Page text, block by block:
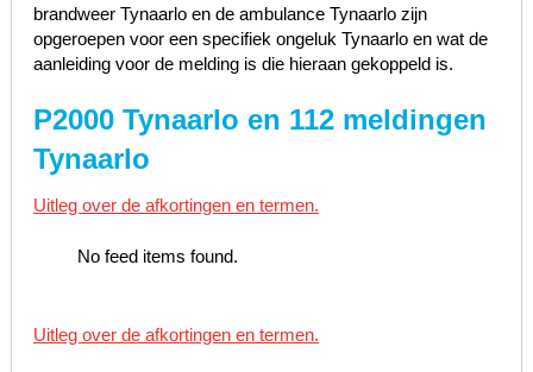
brandweer Tynaarlo en de ambulance Tynaarlo zijn
opgeroepen voor een specifiek ongeluk Tynaarlo en wat de
aanleiding voor de melding is die hieraan gekoppeld is.
P2000 Tynaarlo en 112 meldingen
Tynaarlo
Uitleg over de afkortingen en termen.
No feed items found.
Uitleg over de afkortingen en termen.